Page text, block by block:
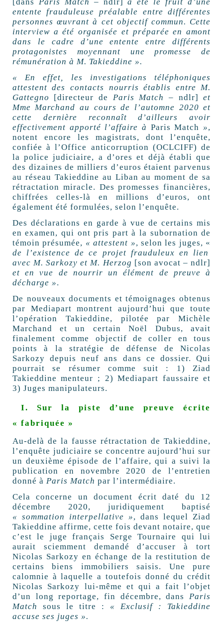
entente frauduleuse préalable entre différentes
personnes œuvrant à cet objectif commun. Cette
interview a été organisée et préparée en amont
dans le cadre d’une entente entre différents
protagonistes moyennant une promesse de
rémunération à M. Takieddine ».
« En effet, les investigations téléphoniques
attestent des contacts nourris établis entre M.
Gattegno [directeur de Paris Match – ndlr]et
Mme Marchand au cours de l’automne 2020 et
cette dernière reconnaît d’ailleurs avoir
effectivement apporté l’affaire à Paris Match »,
notent encore les magistrats, dont l’enquête,
confiée à l’Office anticorruption (OCLCIFF) de
la police judiciaire, a d’ores et déjà établi que
des dizaines de milliers d’euros étaient parvenus
au réseau Takieddine au Liban au moment de sa
rétractation miracle. Des promesses financières,
chiffrées celles-là en millions d’euros, ont
également été formulées, selon l’enquête.
Des déclarations en garde à vue de certains mis
en examen, qui ont pris part à la subornation de
témoin présumée, « attestent », selon les juges, «
de l’existence de ce projet frauduleux en lien
avec M. Sarkozy et M. Herzog [son avocat – ndlr]
et en vue de nourrir un élément de preuve à
décharge ».
De nouveaux documents et témoignages obtenus
par Mediapart montrent aujourd’hui que toute
l’opération Takieddine, pilotée par Michèle
Marchand et un certain Noël Dubus, avait
finalement comme objectif de coller en tous
points à la stratégie de défense de Nicolas
Sarkozy depuis neuf ans dans ce dossier. Qui
pourrait se résumer comme suit : 1) Ziad
Takieddine menteur ; 2) Mediapart faussaire et
3) Juges manipulateurs.
I. Sur la piste d’une preuve écrite
« fabriquée »
Au-delà de la fausse rétractation de Takieddine,
l’enquête judiciaire se concentre aujourd’hui sur
un deuxième épisode de l’affaire, qui a suivi la
publication en novembre 2020 de l’entretien
donné à Paris Match par l’intermédiaire.
Cela concerne un document écrit daté du 12
décembre 2020, juridiquement baptisé
« sommation interpellative », dans lequel Ziad
Takieddine affirme, cette fois devant notaire, que
c’est le juge français Serge Tournaire qui lui
aurait sciemment demandé d’accuser à tort
Nicolas Sarkozy en échange de la restitution de
certains biens immobiliers saisis. Une pure
calomnie à laquelle a toutefois donné du crédit
Nicolas Sarkozy lui-même et qui a fait l’objet
d’un long reportage, fin décembre, dansParis
Match sous le titre : « Exclusif : Takieddine
accuse ses juges ».